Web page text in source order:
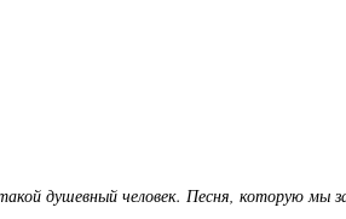
душевный человек. Песня, которую мы